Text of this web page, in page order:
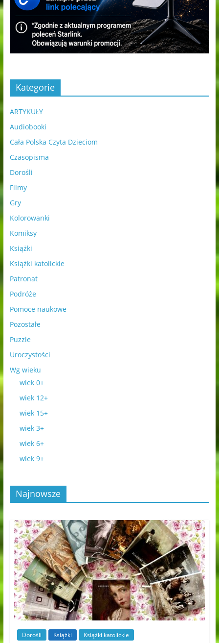
Kategorie
ARTYKUŁY
Audiobooki
Cała Polska Czyta Dzieciom
Czasopisma
Dorośli
Filmy
Gry
Kolorowanki
Komiksy
Książki
Książki katolickie
Patronat
Podróże
Pomoce naukowe
Pozostałe
Puzzle
Uroczystości
Wg wieku
wiek 0+
wiek 12+
wiek 15+
wiek 3+
wiek 6+
wiek 9+
Najnowsze
Dorośli Książki Książki katolickie